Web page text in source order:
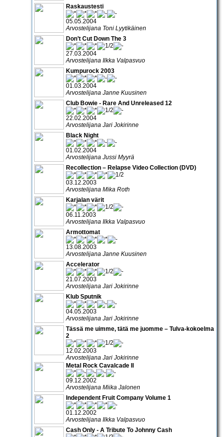
Raskaustesti
05.05.2004
Arvostelijana Toni Lyytikäinen
Don’t Cut Down The 3
27.03.2004
Arvostelijana Ilkka Valpasvuo
Kumpurock 2003
01.03.2004
Arvostelijana Janne Kuusinen
Club Bowie - Rare And Unreleased 12
22.02.2004
Arvostelijana Jari Jokirinne
Black Night
01.02.2004
Arvostelijana Jussi Myyrä
Recollection – Relapse Video Collection (DVD)
03.12.2003
Arvostelijana Mika Roth
Karjalan värit
06.11.2003
Arvostelijana Ilkka Valpasvuo
Armottomat
13.08.2003
Arvostelijana Janne Kuusinen
Accelerator
21.07.2003
Arvostelijana Jari Jokirinne
Klub Sputnik
04.05.2003
Arvostelijana Jari Jokirinne
Tässä me uimme, tätä me juomme – Tulva-kokoelma
2
12.02.2003
Arvostelijana Jari Jokirinne
Metal Rock Cavalcade II
09.12.2002
Arvostelijana Miika Jalonen
Independent Fruit Company Volume 1
01.12.2002
Arvostelijana Ilkka Valpasvuo
Cash Only - A Tribute To Johnny Cash